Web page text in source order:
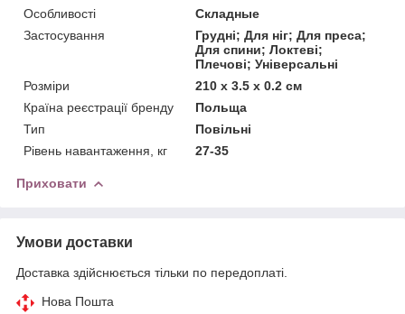
Особливості
Складные
Застосування
Грудні; Для ніг; Для преса;
Для спини; Локтеві;
Плечові; Універсальні
Розміри
210 х 3.5 х 0.2 см
Країна реєстрації бренду
Польща
Тип
Повільні
Рівень навантаження, кг
27-35
Приховати
Умови доставки
Доставка здійснюється тільки по передоплаті.
Нова Пошта